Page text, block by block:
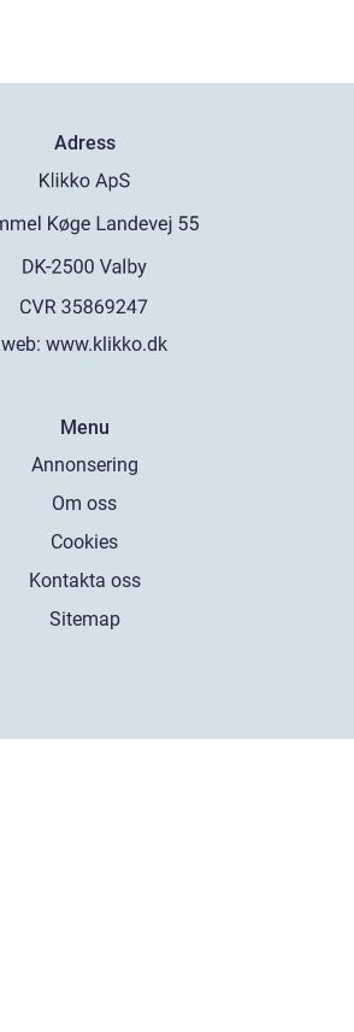
Adress
web: www.klikko.dk
Menu
Annonsering
Om oss
Cookies
Kontakta oss
Sitemap